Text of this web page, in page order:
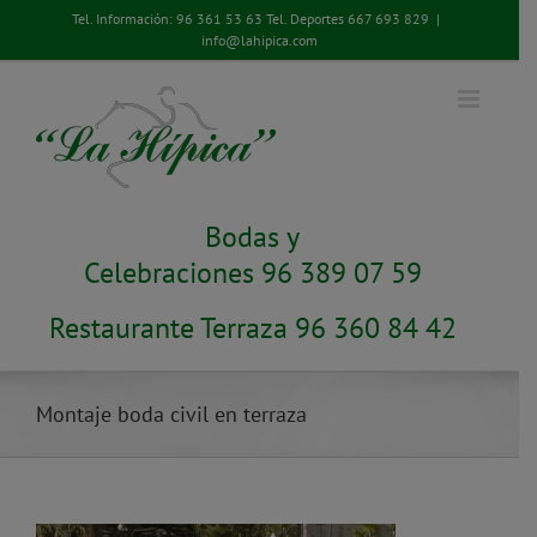
contenido
Tel. Información: 96 361 53 63 Tel. Deportes 667 693 829 |
info@lahipica.com
Bodas y
Celebraciones 96 389 07 59
Restaurante Terraza 96 360 84 42
Montaje boda civil en terraza